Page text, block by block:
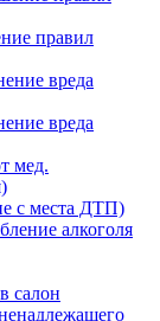
правил
вреда
вреда
мед.
с места ДТП)
алкоголя
салон